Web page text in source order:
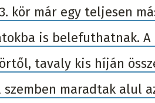
kör már egy teljesen
is belefuthatnak.
tavaly kis híján
szemben maradtak alul